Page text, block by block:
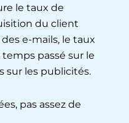
le taux de
du client
e-mails, le taux
passé sur le
sur les publicités.
pas assez de